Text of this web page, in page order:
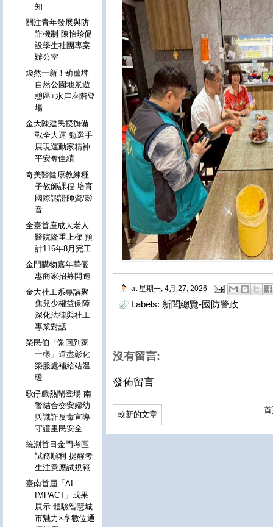
at 星期一, 4月 27, 2026
Labels: 新聞總覽-國防警政
沒有留言:
發佈留言
較新的文章
知
關注青年發展與防
詐機制 陳怡珍促
設學生社團專案
辦公室
煥然一新！葫蘆埤
自然公園地景遊
憩區+水岸座階登
場
金大陳建民授旗備
戰全大運 勉選手
展現運動家精神
平安奪佳績
奇美醫健康教練種
子教師課程 培育
國際認證師資/影
音
全臺首座成大老人
醫院隆重上樑 預
計116年8月完工
金門購物嘉年華優
惠商家招募開跑
金大社工系專講聚
焦兒少權益保障
深化法律與社工
專業對話
榮民伯「像回到家
一樣」道盡彰化
榮服處補給站溫
暖
歌仔戲熱鬧登場 南
警結合交安婦幼
與識詐反毒宣導
守護里民安全
統測首日金門考區
試務順利 提醒考
生注意應試規範
臺南首屆「AI
IMPACT」成果
展示 體驗智慧城
市魅力×享數位通